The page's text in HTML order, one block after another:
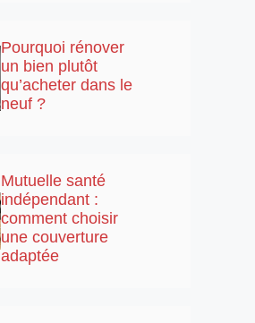
Pourquoi rénover
un bien plutôt
qu’acheter dans le
neuf ?
Mutuelle santé
indépendant :
comment choisir
une couverture
adaptée